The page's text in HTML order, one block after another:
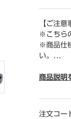
【ご注意
※こちら
※商品仕
い。
お届けで
ご連絡く
時から18
商品説明
注文コー